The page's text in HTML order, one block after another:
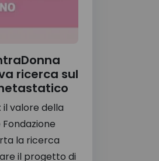
ricerca sul
valore della
la ricerca
il progetto di